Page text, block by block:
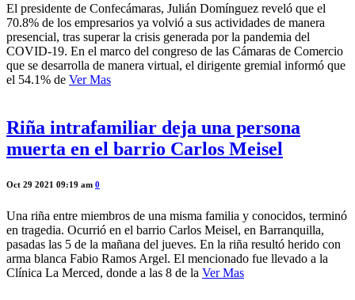
El presidente de Confecámaras, Julián Domínguez reveló que el
70.8% de los empresarios ya volvió a sus actividades de manera
presencial, tras superar la crisis generada por la pandemia del
COVID-19. En el marco del congreso de las Cámaras de Comercio
que se desarrolla de manera virtual, el dirigente gremial informó que
el 54.1% de Ver Mas
Riña intrafamiliar deja una persona
muerta en el barrio Carlos Meisel
Oct 29 2021 09:19 am 0
Una riña entre miembros de una misma familia y conocidos, terminó
en tragedia. Ocurrió en el barrio Carlos Meisel, en Barranquilla,
pasadas las 5 de la mañana del jueves. En la riña resultó herido con
arma blanca Fabio Ramos Argel. El mencionado fue llevado a la
Clínica La Merced, donde a las 8 de la Ver Mas